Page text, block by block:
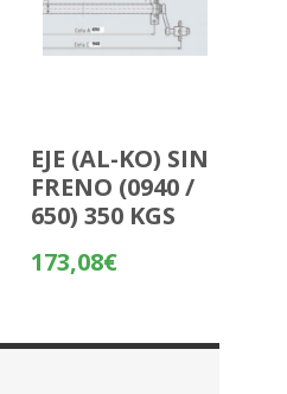
EJE (AL-KO) SIN
FRENO (0940 /
650) 350 KGS
173,08€